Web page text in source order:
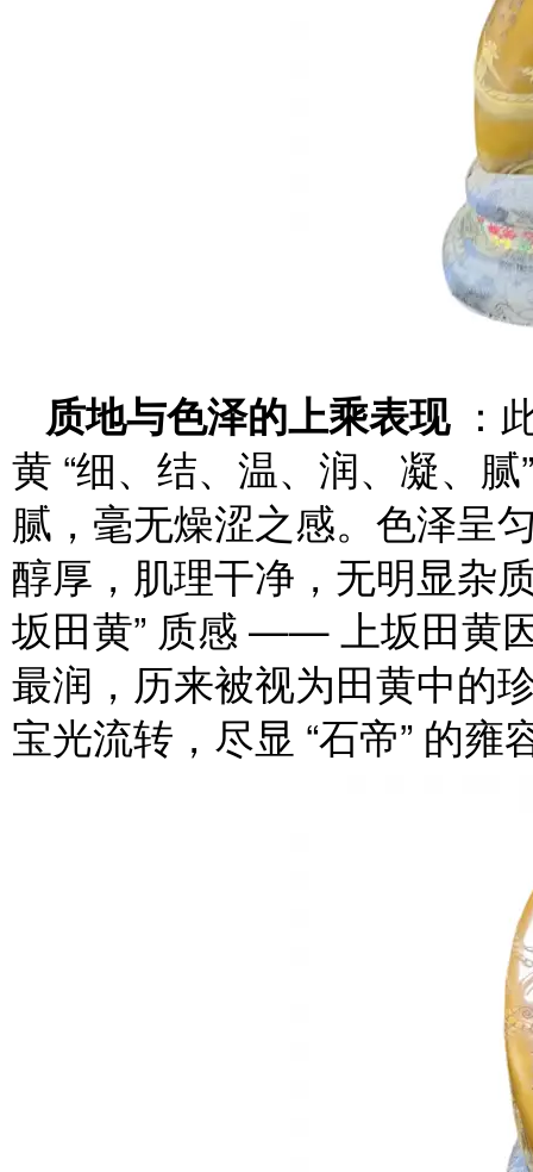
质地与色泽的上乘表现：
黄 “细、结、温、润、凝、
腻，毫无燥涩之感。色泽呈
醇厚，肌理干净，无明显杂
坂田黄” 质感 —— 上坂田黄
最润，历来被视为田黄中的
宝光流转，尽显 “石帝” 的雍